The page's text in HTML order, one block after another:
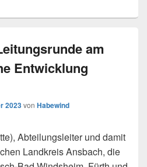
am
Entwicklung
2023von Habewind
Abteilungsleiter und damit
Landkreis Ansbach, die